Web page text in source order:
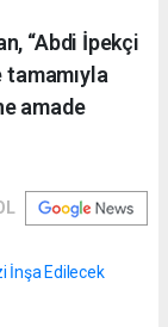
“Abdi İpekçi
tamamıyla
amade